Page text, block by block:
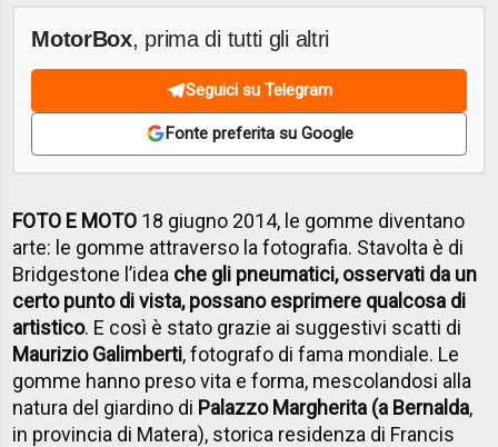
MotorBox, prima di tutti gli altri
Seguici su Telegram
Fonte preferita su Google
FOTO E MOTO 18 giugno 2014, le gomme diventano
arte: le gomme attraverso la fotografia. Stavolta è di
Bridgestone l’idea che gli pneumatici, osservati da un
certo punto di vista, possano esprimere qualcosa di
artistico. E così è stato grazie ai suggestivi scatti di
Maurizio Galimberti, fotografo di fama mondiale. Le
gomme hanno preso vita e forma, mescolandosi alla
natura del giardino di Palazzo Margherita (a Bernalda,
in provincia di Matera), storica residenza di Francis